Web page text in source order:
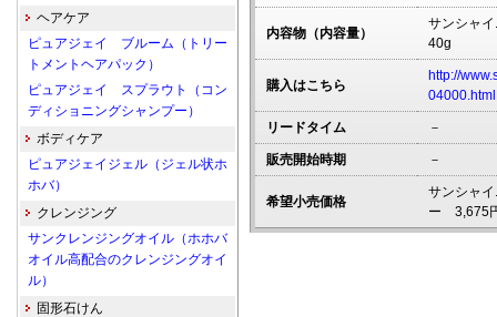
内容物（内容量）
サンシャ
40g
購入はこちら
http://
04000.html
リードタイム －
販売開始時期 －
希望小売価格
サンシャ
ー 3,675
ヘアケア
ピュアジェイ ブルーム（トリー
トメントヘアパック）
ピュアジェイ スプラウト（コン
ディショニングシャンプー）
ボディケア
ピュアジェイジェル（ジェル状ホ
ホバ）
クレンジング
サンクレンジングオイル（ホホバ
オイル高配合のクレンジングオイ
ル）
固形石けん